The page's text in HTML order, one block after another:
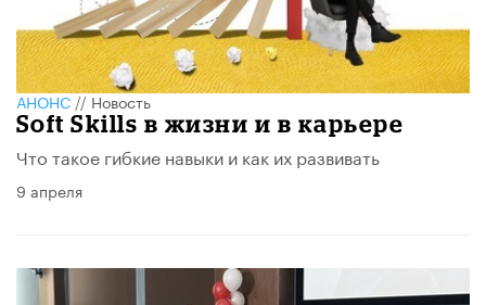
АНОНС//Новость
Soft Skills в жизни и в карьере
Что такое гибкие навыки и как их развивать
9 апреля